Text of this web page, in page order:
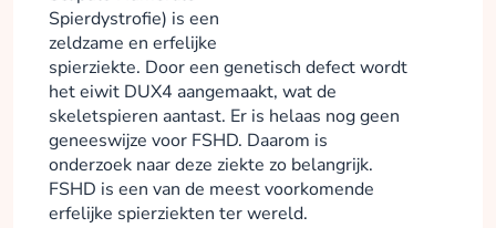
Spierdystrofie) is een
zeldzame en erfelijke
spierziekte. Door een genetisch defect wordt
het eiwit DUX4 aangemaakt, wat de
skeletspieren aantast. Er is helaas nog geen
geneeswijze voor FSHD. Daarom is
onderzoek naar deze ziekte zo belangrijk.
FSHD is een van de meest voorkomende
erfelijke spierziekten ter wereld.